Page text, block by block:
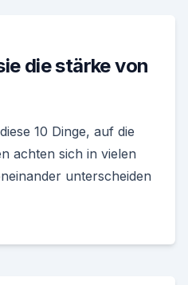
die stärke von
10 Dinge, auf die
achten sich in vielen
unterscheiden